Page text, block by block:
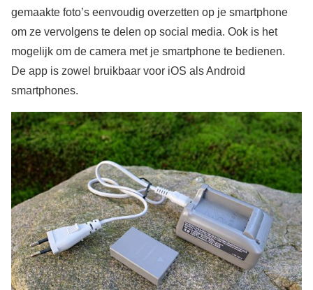
gemaakte foto’s eenvoudig overzetten op je smartphone
om ze vervolgens te delen op social media. Ook is het
mogelijk om de camera met je smartphone te bedienen.
De app is zowel bruikbaar voor iOS als Android
smartphones.